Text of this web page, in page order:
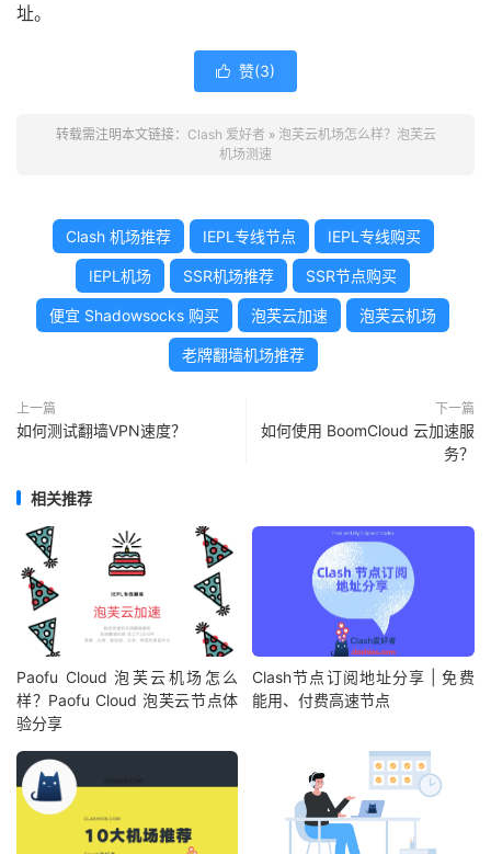
址。
 赞(3)
转载需注明本文链接： Clash 爱好者 » 泡芙云机场怎么样？泡芙云
机场测速
Clash 机场推荐 IEPL专线节点 IEPL专线购买
IEPL机场 SSR机场推荐 SSR节点购买
便宜 Shadowsocks 购买 泡芙云加速 泡芙云机场
老牌翻墙机场推荐
上一篇
如何测试翻墙VPN速度？
下一篇
如何使用 BoomCloud 云加速服
务？
相关推荐
Paofu Cloud 泡芙云机场怎么
样？Paofu Cloud 泡芙云节点体
验分享
Clash节点订阅地址分享 | 免费
能用、付费高速节点